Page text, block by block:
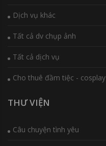
Dịch vụ khác
Tất cả dv chụp ảnh
Tất cả dịch vụ
Cho thuê đầm tiệc - cosplay
THƯ VIỆN
Câu chuyện tình yêu